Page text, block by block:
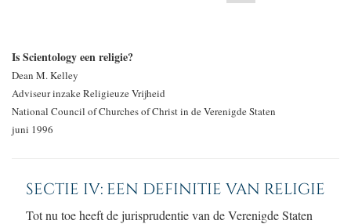
Is Scientology een religie?
Dean M. Kelley
Adviseur inzake Religieuze Vrijheid
National Council of Churches of Christ in de Verenigde Staten
juni 1996
SECTIE IV: EEN DEFINITIE VAN RELIGIE
Tot nu toe heeft de jurisprudentie van de Verenigde Staten